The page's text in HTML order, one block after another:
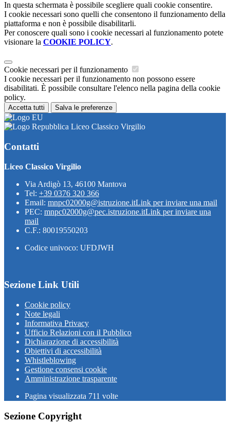
In questa schermata è possibile scegliere quali cookie consentire.
I cookie necessari sono quelli che consentono il funzionamento della
piattaforma e non è possibile disabilitarli.
Per conoscere quali sono i cookie necessari al funzionamento potete
visionare la COOKIE POLICY.
Cookie necessari per il funzionamento
I cookie necessari per il funzionamento non possono essere
disabilitati. È possibile consultare l'elenco nella pagina della cookie
policy.
Accetta tutti Salva le preferenze
Liceo Classico Virgilio
Contatti
Liceo Classico Virgilio
Via Ardigò 13, 46100 Mantova
Tel: +39 0376 320 366
Email: mnpc02000g@istruzione.itLink per inviare una mail
PEC: mnpc02000g@pec.istruzione.itLink per inviare una
mail
C.F.: 80019550203
Codice univoco: UFDJWH
Sezione Link Utili
Cookie policy
Note legali
Informativa Privacy
Ufficio Relazioni con il Pubblico
Dichiarazione di accessibilità
Obiettivi di accessibilità
Whistleblowing
Gestione consensi cookie
Amministrazione trasparente
Pagina visualizzata 711 volte
Sezione Copyright